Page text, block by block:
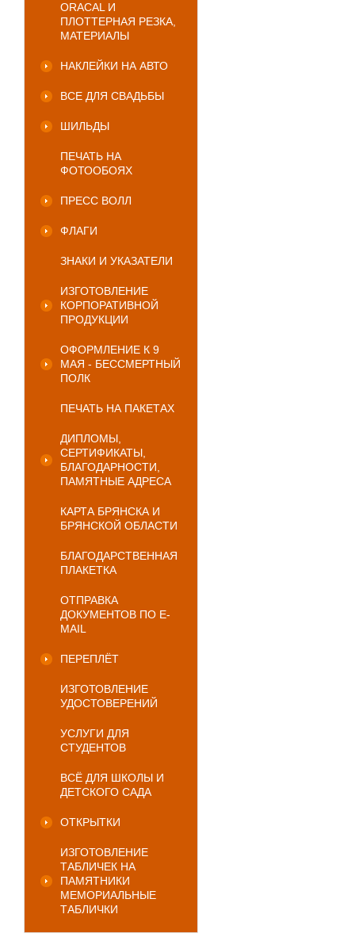
ORACAL И
ПЛОТТЕРНАЯ РЕЗКА,
МАТЕРИАЛЫ
НАКЛЕЙКИ НА АВТО
ВСЕ ДЛЯ СВАДЬБЫ
ШИЛЬДЫ
ПЕЧАТЬ НА
ФОТООБОЯХ
ПРЕСС ВОЛЛ
ФЛАГИ
ЗНАКИ И УКАЗАТЕЛИ
ИЗГОТОВЛЕНИЕ
КОРПОРАТИВНОЙ
ПРОДУКЦИИ
ОФОРМЛЕНИЕ К 9
МАЯ - БЕССМЕРТНЫЙ
ПОЛК
ПЕЧАТЬ НА ПАКЕТАХ
ДИПЛОМЫ,
СЕРТИФИКАТЫ,
БЛАГОДАРНОСТИ,
ПАМЯТНЫЕ АДРЕСА
КАРТА БРЯНСКА И
БРЯНСКОЙ ОБЛАСТИ
БЛАГОДАРСТВЕННАЯ
ПЛАКЕТКА
ОТПРАВКА
ДОКУМЕНТОВ ПО E-
MAIL
ПЕРЕПЛЁТ
ИЗГОТОВЛЕНИЕ
УДОСТОВЕРЕНИЙ
УСЛУГИ ДЛЯ
СТУДЕНТОВ
ВСЁ ДЛЯ ШКОЛЫ И
ДЕТСКОГО САДА
ОТКРЫТКИ
ИЗГОТОВЛЕНИЕ
ТАБЛИЧЕК НА
ПАМЯТНИКИ
МЕМОРИАЛЬНЫЕ
ТАБЛИЧКИ